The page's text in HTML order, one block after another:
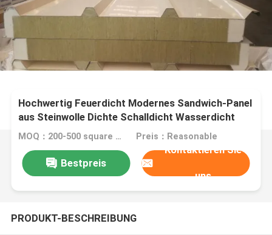
Hochwertig Feuerdicht Modernes Sandwich-Panel
aus Steinwolle Dichte Schalldicht Wasserdicht
1000 mm
MOQ：200-500 square meters Preis：Reasonable
Bestpreis
Kontaktieren Sie
uns
PRODUKT-BESCHREIBUNG